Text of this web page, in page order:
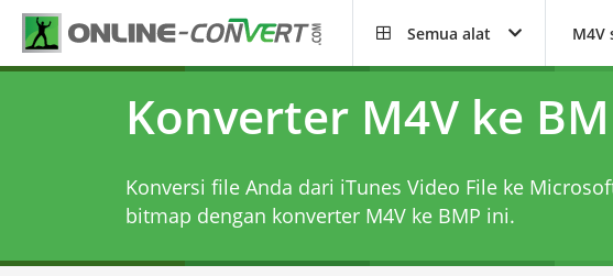
Semua alat M4V
Konverter M4V ke
Konversi file Anda dari iTunes Video File ke
bitmap dengan konverter M4V ke BMP ini.